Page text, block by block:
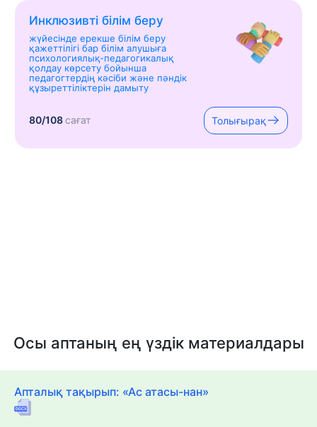
Инклюзивті білім беру
жүйесінде ерекше білім беру
қажеттілігі бар білім алушыға
психологиялық-педагогикалық
қолдау көрсету бойынша
педагогтердің кәсіби және пәндік
құзыреттіліктерін дамыту
80/108сағат Толығырақ
Осы аптаның ең үздік материалдары
Апталық тақырып: «Ас атасы-нан»